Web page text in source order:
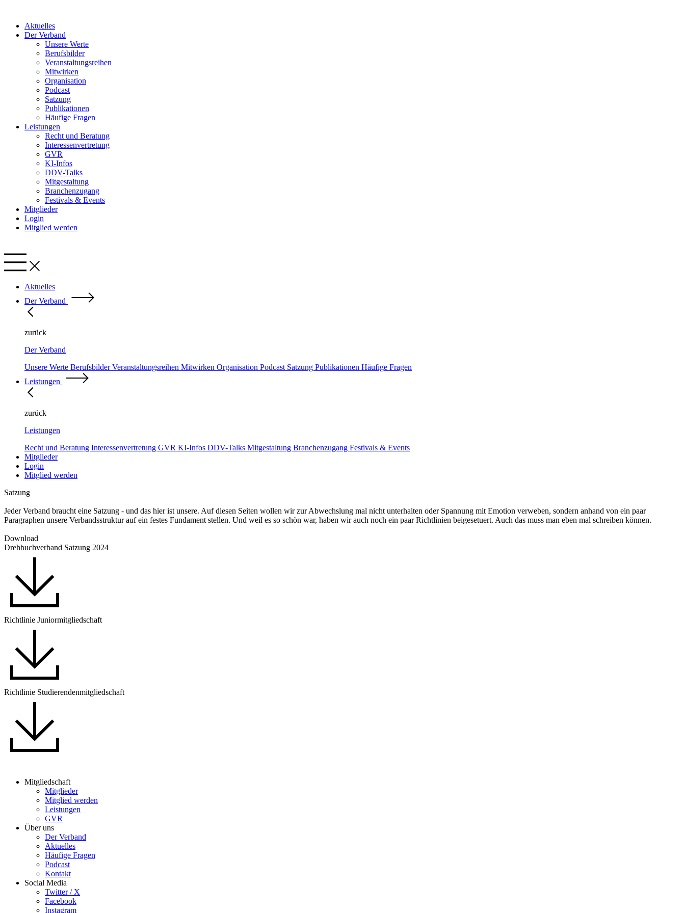
Aktuelles
Der Verband
Unsere Werte
Berufsbilder
Veranstaltungsreihen
Mitwirken
Organisation
Podcast
Satzung
Publikationen
Häufige Fragen
Leistungen
Recht und Beratung
Interessenvertretung
GVR
KI-Infos
DDV-Talks
Mitgestaltung
Branchenzugang
Festivals & Events
Mitglieder
Login
Mitglied werden
Aktuelles
Der Verband
zurück
Der Verband
Unsere Werte BerufsbilderVeranstaltungsreihen Mitwirken Organisation Podcast Satzung Publikationen Häufige Fragen
Leistungen
zurück
Leistungen
Recht und Beratung Interessenvertretung GVR KI-Infos DDV-Talks Mitgestaltung Branchenzugang Festivals & Events
Mitglieder
Login
Mitglied werden
Satzung
Jeder Verband braucht eine Satzung - und das hier ist unsere. Auf diesen Seiten wollen wir zur Abwechslung mal nicht unterhalten oder Spannung mit Emotion verweben, sondern anhand von ein paar
Paragraphen unsere Verbandsstruktur auf ein festes Fundament stellen. Und weil es so schön war, haben wir auch noch ein paar Richtlinien beigesetuert. Auch das muss man eben mal schreiben können.
Download
Drehbuchverband Satzung 2024
Richtlinie Juniormitgliedschaft
Richtlinie Studierendenmitgliedschaft
Mitgliedschaft
Mitglieder
Mitglied werden
Leistungen
GVR
Über uns
Der Verband
Aktuelles
Häufige Fragen
Podcast
Kontakt
Social Media
Twitter / X
Facebook
Instagram